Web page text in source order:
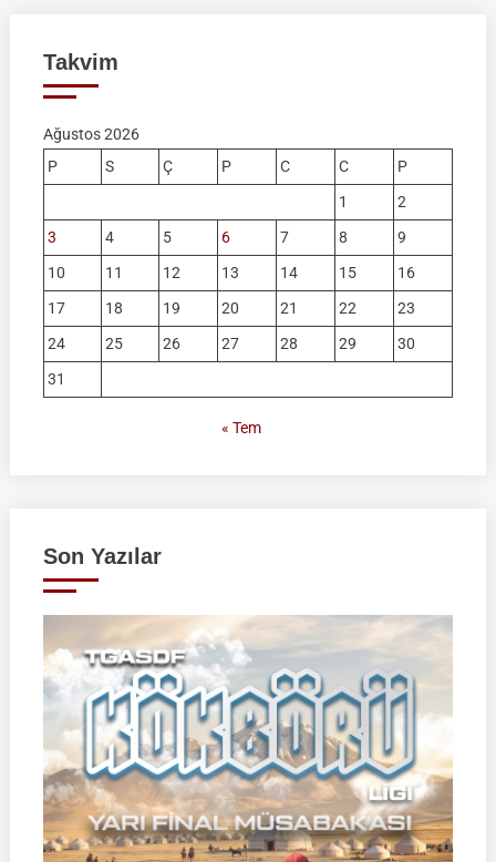
Takvim
Ağustos 2026
P
S Ç P C C
P
1
2
3
4 5 6 7 8
9
10
11 12 13 14 15
16
17
18 19 20 21 22
23
24
25 26 27 28 29
30
31
« Tem
Son Yazılar